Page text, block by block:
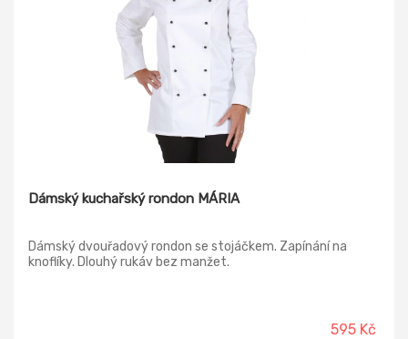
Dámský kuchařský rondon MÁRIA
Dámský dvouřadový rondon se stojáčkem. Zapínání na
knoflíky. Dlouhý rukáv bez manžet.
595 Kč